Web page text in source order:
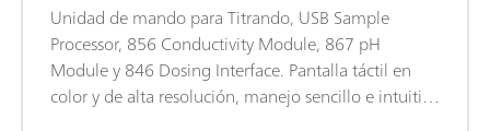
Unidad de mando para Titrando, USB Sample
Processor, 856 Conductivity Module, 867 pH
Module y 846 Dosing Interface. Pantalla táctil en
color y de alta resolución, manejo sencillo e intuitivo